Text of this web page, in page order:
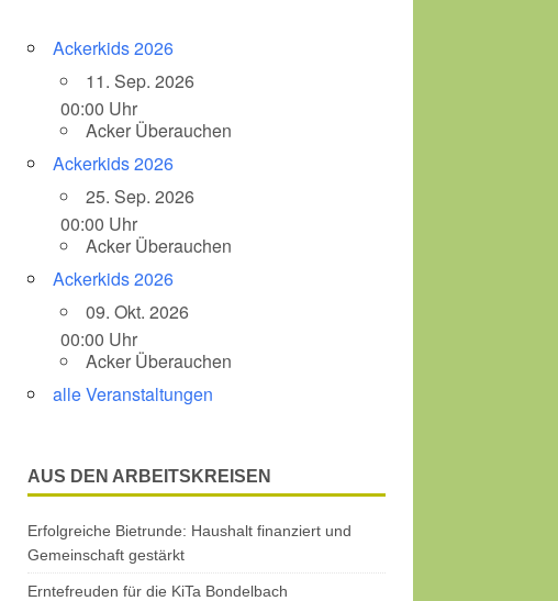
Ackerkids 2026
11. Sep. 2026
00:00 Uhr
Acker Überauchen
Ackerkids 2026
25. Sep. 2026
00:00 Uhr
Acker Überauchen
Ackerkids 2026
09. Okt. 2026
00:00 Uhr
Acker Überauchen
alle Veranstaltungen
AUS DEN ARBEITSKREISEN
Erfolgreiche Bietrunde: Haushalt finanziert und
Gemeinschaft gestärkt
Erntefreuden für die KiTa Bondelbach